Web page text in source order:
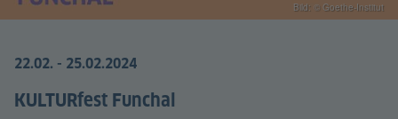
22.02. - 25.02.2024
KULTURfest Funchal
Bild: © Goethe-Institut